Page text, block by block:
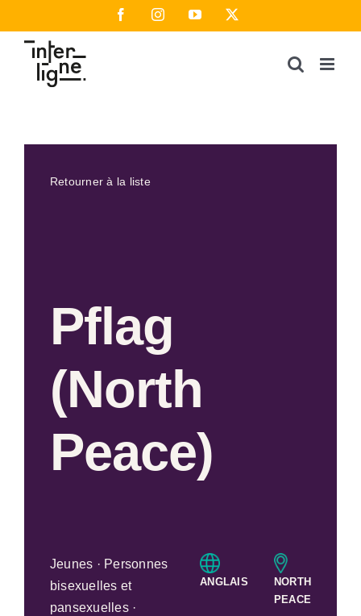
au
contenu
FacebookInstagramYouTube
Retourner à la liste
Pflag
(North
Peace)
Jeunes · Personnes
bisexuelles et
pansexuelles ·
ANGLAIS
NORTH
PEACE